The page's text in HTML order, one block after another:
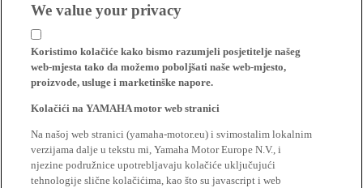
We value your privacy
Koristimo kolačiće kako bismo razumjeli posjetitelje našeg
web-mjesta tako da možemo poboljšati naše web-mjesto,
proizvode, usluge i marketinške napore.
Kolačići na YAMAHA motor web stranici
Na našoj web stranici (yamaha-motor.eu) i svimostalim lokalnim
verzijama dalje u tekstu mi, Yamaha Motor Europe N.V., i
njezine podružnice upotrebljavaju kolačiće uključujući
tehnologije slične kolačićima, kao što su javascript i web